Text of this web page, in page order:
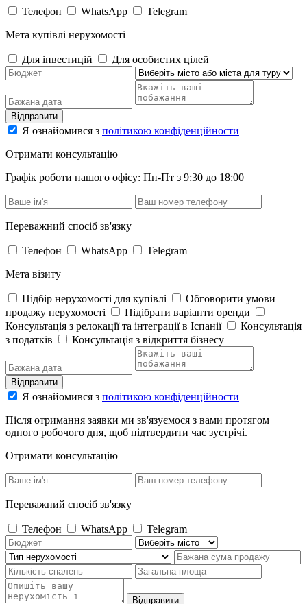
Телефон WhatsApp
Telegram
Мета купівлі нерухомості
Для інвестицій Для особистих цілей
Відправити
Я ознайомився з політикою конфіденційности
Отримати консультацію
Графік роботи нашого офісу: Пн-Пт з 9:30 до 18:00
Переважний спосіб зв'язку
Телефон WhatsApp
Telegram
Мета візиту
Підбір нерухомості для купівлі
Обговорити умови
продажу нерухомості
Підібрати варіанти оренди
Консультація з релокації та інтеграції в Іспанії
Консультація
з податків
Консультація з відкриття бізнесу
Відправити
Я ознайомився з політикою конфіденційности
Після отримання заявки ми зв'язуємося з вами протягом
одного робочого дня, щоб підтвердити час зустрічі.
Отримати консультацію
Переважний спосіб зв'язку
Телефон WhatsApp Telegram
Відправити